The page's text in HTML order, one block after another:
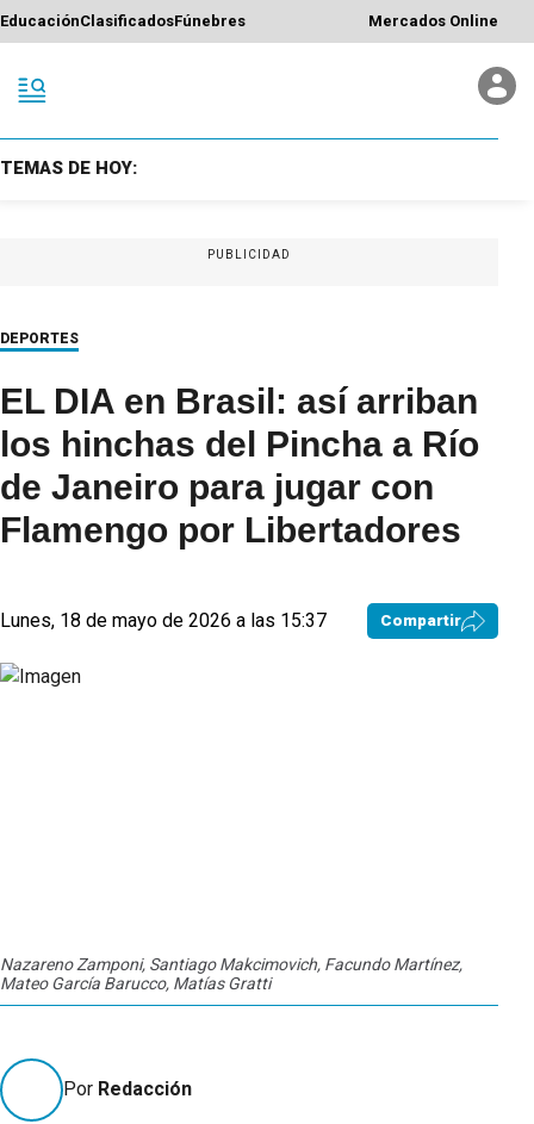
EducaciónClasificadosFúnebres Mercados Online
TEMAS DE HOY:
PUBLICIDAD
DEPORTES
EL DIA en Brasil: así arriban
los hinchas del Pincha a Río
de Janeiro para jugar con
Flamengo por Libertadores
Lunes, 18 de mayo de 2026 a las 15:37 Compartir
Nazareno Zamponi, Santiago Makcimovich, Facundo Martínez,
Mateo García Barucco, Matías Gratti
Por Redacción